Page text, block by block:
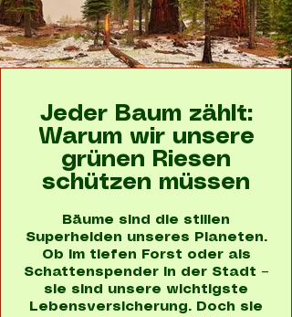
Jeder Baum zählt:
Warum wir unsere
grünen Riesen
schützen müssen
Bäume sind die stillen
Superhelden unseres Planeten.
Ob im tiefen Forst oder als
Schattenspender in der Stadt –
sie sind unsere wichtigste
Lebensversicherung. Doch sie